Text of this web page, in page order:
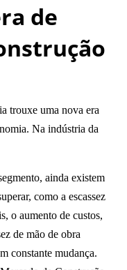
de
trouxe uma nova era
Na indústria da
ainda existem
como a escassez
, o aumento de custos,
de mão de obra
constante mudança.